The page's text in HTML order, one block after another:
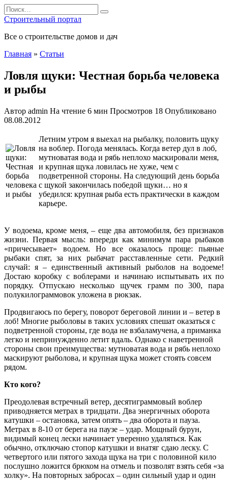
Перейти
к
содержанию
Search
for:
Строительный портал
Все о строительстве домов и дач
Главная » Статьи
Ловля щуки: Честная борьба человека
и рыбы
Автор admin На чтение 6 мин Просмотров 18 Опубликовано
08.08.2012
Летним утром я выехал на рыбалку, половить щуку
на воблер. Погода менялась. Когда ветер дул в лоб,
мутноватая вода и рябь неплохо маскировали меня,
и крупная щука ловилась не хуже, чем с
подветренной стороны. На следующий день борьба
с щукой закончилась победой щуки… но я
убедился: крупная рыба есть практически в каждом
карьере.
У водоема, кроме меня, – еще два автомобиля, без признаков
жизни. Первая мысль: впереди как минимум пара рыбаков
«причесывает» водоем. Но все оказалось проще: пьяные
рыбаки спят, за них рыбачат расставленные сети. Редкий
случай: я – единственный активный рыболов на водоеме!
Достаю коробку с воблерами и начинаю испытывать их по
порядку. Отпускаю несколько щучек грамм по 300, пара
полукилограммовок уложена в рюкзак.
Продвигаюсь по берегу, поворот береговой линии и – ветер в
лоб! Многие рыболовы в таких условиях спешат оказаться с
подветренной стороны, где вода не взбаламучена, а приманка
легко и непринужденно летит вдаль. Однако с наветренной
стороны свои преимущества: мутноватая вода и рябь неплохо
маскируют рыболова, и крупная щука может стоять совсем
рядом.
Кто кого?
Преодолевая встречный ветер, десятиграммовый воблер
приводняется метрах в тридцати. Два энергичных оборота
катушки – остановка, затем опять – два оборота и пауза.
Метрах в 8-10 от берега на паузе – удар. Мощный бурун,
видимый конец лески начинает уверенно удаляться. Как
обычно, отключаю стопор катушки и внатяг сдаю леску. С
четвертого или пятого захода щука на три с половиной кило
послушно ложится брюхом на отмель и позволят взять себя «за
холку». На повторных забросах – один сильный удар и один